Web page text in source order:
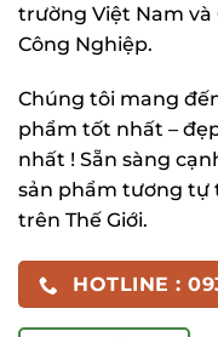
trường Việt Nam và
Công Nghiệp.
Chúng tôi mang
phẩm tốt nhất –
nhất ! Sẵn sàng
sản phẩm tương tự
trên Thế Giới.
HOTLINE :